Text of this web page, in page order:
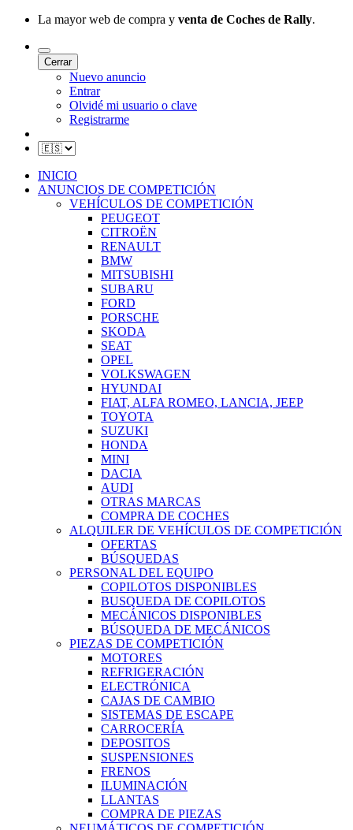
La mayor web de compra y venta de Coches de Rally.
Cerrar
Nuevo anuncio
Entrar
Olvidé mi usuario o clave
Registrarme
INICIO
ANUNCIOS DE COMPETICIÓN
VEHÍCULOS DE COMPETICIÓN
PEUGEOT
CITROËN
RENAULT
BMW
MITSUBISHI
SUBARU
FORD
PORSCHE
SKODA
SEAT
OPEL
VOLKSWAGEN
HYUNDAI
FIAT, ALFA ROMEO, LANCIA, JEEP
TOYOTA
SUZUKI
HONDA
MINI
DACIA
AUDI
OTRAS MARCAS
COMPRA DE COCHES
ALQUILER DE VEHÍCULOS DE COMPETICIÓN
OFERTAS
BÚSQUEDAS
PERSONAL DEL EQUIPO
COPILOTOS DISPONIBLES
BUSQUEDA DE COPILOTOS
MECÁNICOS DISPONIBLES
BÚSQUEDA DE MECÁNICOS
PIEZAS DE COMPETICIÓN
MOTORES
REFRIGERACIÓN
ELECTRÓNICA
CAJAS DE CAMBIO
SISTEMAS DE ESCAPE
CARROCERÍA
DEPOSITOS
SUSPENSIONES
FRENOS
ILUMINACIÓN
LLANTAS
COMPRA DE PIEZAS